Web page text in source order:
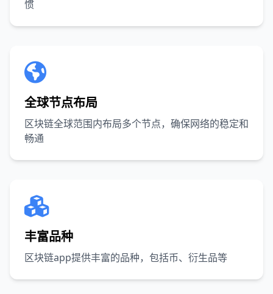
惯
全球节点布局
区块链全球范围内布局多个节点，确保网络的稳定和
畅通
丰富品种
区块链app提供丰富的品种，包括币、衍生品等